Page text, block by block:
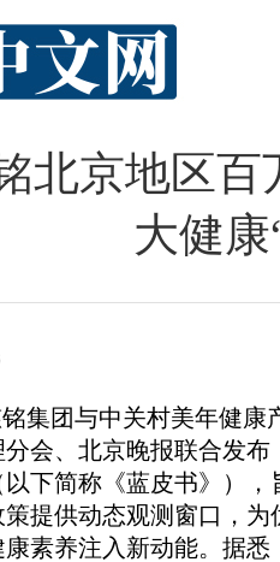
北京地区
大健
集团与中关村美年健康
会、北京晚报联合发布
下简称《蓝皮书》）
提供动态观测窗口，
素养注入新动能。据